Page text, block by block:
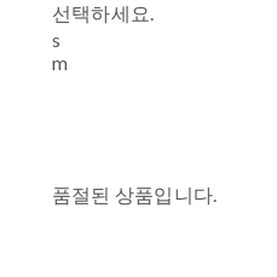
선택하세요.
s
m
품절된 상품입니다.